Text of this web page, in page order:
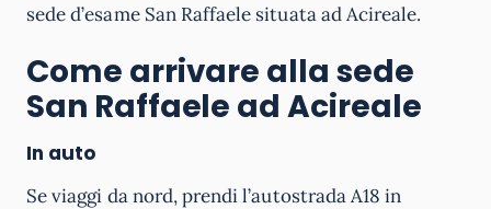
sede d’esame San Raffaele situata ad Acireale.
Come arrivare alla sede
San Raffaele ad Acireale
In auto
Se viaggi da nord, prendi l’autostrada A18 in